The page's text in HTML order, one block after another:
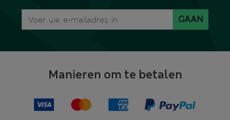
GAAN
Manieren om te betalen